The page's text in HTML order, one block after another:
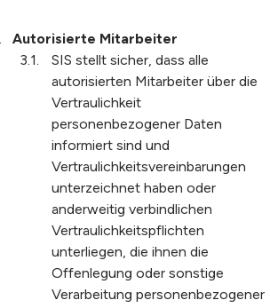
Autorisierte Mitarbeiter
SIS stellt sicher, dass alle
autorisierten Mitarbeiter über die
Vertraulichkeit
personenbezogener Daten
informiert sind und
Vertraulichkeitsvereinbarungen
unterzeichnet haben oder
anderweitig verbindlichen
Vertraulichkeitspflichten
unterliegen, die ihnen die
Offenlegung oder sonstige
Verarbeitung personenbezogener